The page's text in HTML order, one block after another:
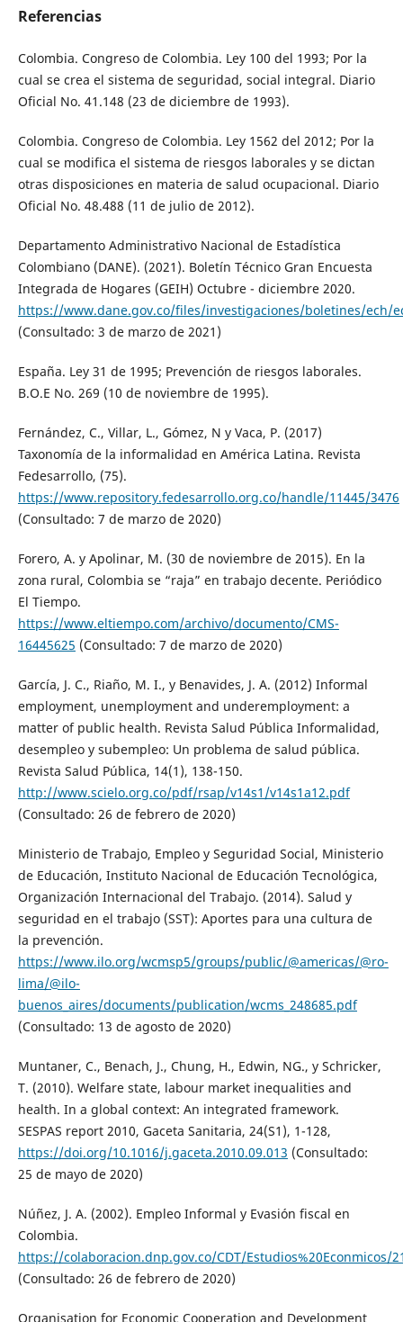
Referencias
Colombia. Congreso de Colombia. Ley 100 del 1993; Por la
cual se crea el sistema de seguridad, social integral. Diario
Oficial No. 41.148 (23 de diciembre de 1993).
Colombia. Congreso de Colombia. Ley 1562 del 2012; Por la
cual se modifica el sistema de riesgos laborales y se dictan
otras disposiciones en materia de salud ocupacional. Diario
Oficial No. 48.488 (11 de julio de 2012).
Departamento Administrativo Nacional de Estadística
Colombiano (DANE). (2021). Boletín Técnico Gran Encuesta
Integrada de Hogares (GEIH) Octubre - diciembre 2020.
https://www.dane.gov.co/files/investigaciones/boletines/ech/
(Consultado: 3 de marzo de 2021)
España. Ley 31 de 1995; Prevención de riesgos laborales.
B.O.E No. 269 (10 de noviembre de 1995).
Fernández, C., Villar, L., Gómez, N y Vaca, P. (2017)
Taxonomía de la informalidad en América Latina. Revista
Fedesarrollo, (75).
https://www.repository.fedesarrollo.org.co/handle/11445/3476
(Consultado: 7 de marzo de 2020)
Forero, A. y Apolinar, M. (30 de noviembre de 2015). En la
zona rural, Colombia se “raja” en trabajo decente. Periódico
El Tiempo.
https://www.eltiempo.com/archivo/documento/CMS-
16445625 (Consultado: 7 de marzo de 2020)
García, J. C., Riaño, M. I., y Benavides, J. A. (2012) Informal
employment, unemployment and underemployment: a
matter of public health. Revista Salud Pública Informalidad,
desempleo y subempleo: Un problema de salud pública.
Revista Salud Pública, 14(1), 138-150.
http://www.scielo.org.co/pdf/rsap/v14s1/v14s1a12.pdf
(Consultado: 26 de febrero de 2020)
Ministerio de Trabajo, Empleo y Seguridad Social, Ministerio
de Educación, Instituto Nacional de Educación Tecnológica,
Organización Internacional del Trabajo. (2014). Salud y
seguridad en el trabajo (SST): Aportes para una cultura de
la prevención.
https://www.ilo.org/wcmsp5/groups/public/@americas/@ro-
lima/@ilo-
buenos_aires/documents/publication/wcms_248685.pdf
(Consultado: 13 de agosto de 2020)
Muntaner, C., Benach, J., Chung, H., Edwin, NG., y Schricker,
T. (2010). Welfare state, labour market inequalities and
health. In a global context: An integrated framework.
SESPAS report 2010, Gaceta Sanitaria, 24(S1), 1-128,
https://doi.org/10.1016/j.gaceta.2010.09.013 (Consultado:
25 de mayo de 2020)
Núñez, J. A. (2002). Empleo Informal y Evasión fiscal en
Colombia.
https://colaboracion.dnp.gov.co/CDT/Estudios%20Econmicos/
(Consultado: 26 de febrero de 2020)
Organisation for Economic Cooperation and Development